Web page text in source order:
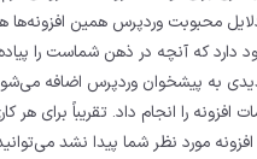
محبوبت وردپرس همین
دارد که آنچه در ذهن شماست را
به پیشخوان وردپرس اضافه
را انجام داد. تقریباً برای هر
مورد نظر شما پیدا نشد می‌توانید